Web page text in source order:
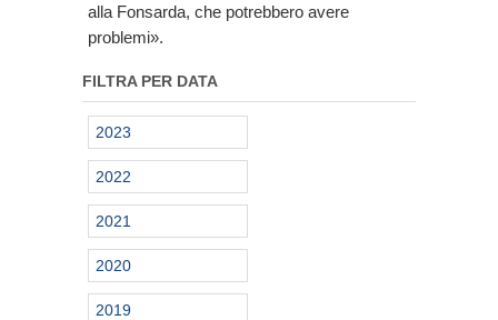
alla Fonsarda, che potrebbero avere
problemi».
FILTRA PER DATA
2023
2022
2021
2020
2019